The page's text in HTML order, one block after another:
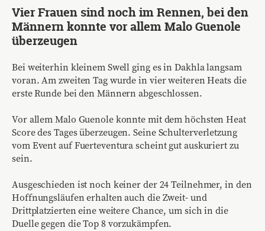
Vier Frauen sind noch im Rennen, bei den
Männern konnte vor allem Malo Guenole
überzeugen
Bei weiterhin kleinem Swell ging es in Dakhla langsam
voran. Am zweiten Tag wurde in vier weiteren Heats die
erste Runde bei den Männern abgeschlossen.
Vor allem Malo Guenole konnte mit dem höchsten Heat
Score des Tages überzeugen. Seine Schulterverletzung
vom Event auf Fuerteventura scheint gut auskuriert zu
sein.
Ausgeschieden ist noch keiner der 24 Teilnehmer, in den
Hoffnungsläufen erhalten auch die Zweit- und
Drittplatzierten eine weitere Chance, um sich in die
Duelle gegen die Top 8 vorzukämpfen.